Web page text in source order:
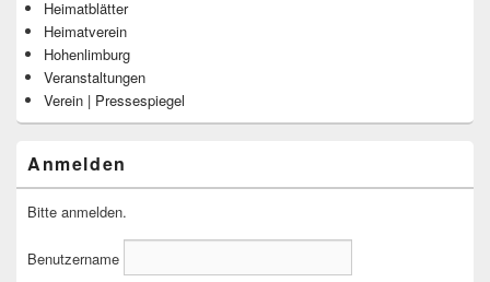
Heimatblätter
Heimatverein
Hohenlimburg
Veranstaltungen
Verein | Pressespiegel
Anmelden
Bitte anmelden.
Benutzername